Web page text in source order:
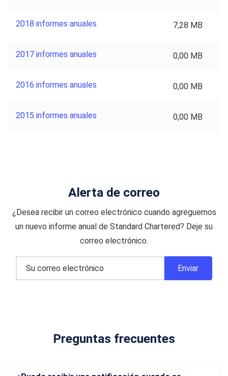
2018 informes anuales 7,28 MB
2017 informes anuales 0,00 MB
2016 informes anuales 0,00 MB
2015 informes anuales 0,00 MB
Alerta de correo
¿Desea recibir un correo electrónico cuando agreguemos
un nuevo informe anual de Standard Chartered? Deje su
correo electrónico.
Preguntas frecuentes